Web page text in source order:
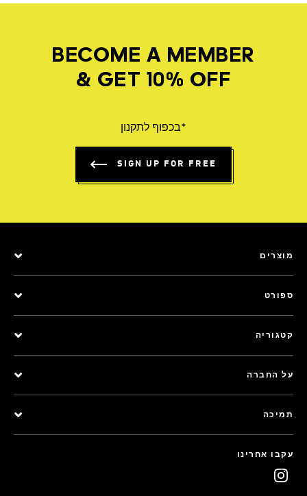
BECOME A MEMBER
& GET 10% OFF
*בכפוף לתקנון
SIGN UP FOR FREE
מוצרים
ספורט
קטגוריה
על החברה
תמיכה
עקבו אחרינו